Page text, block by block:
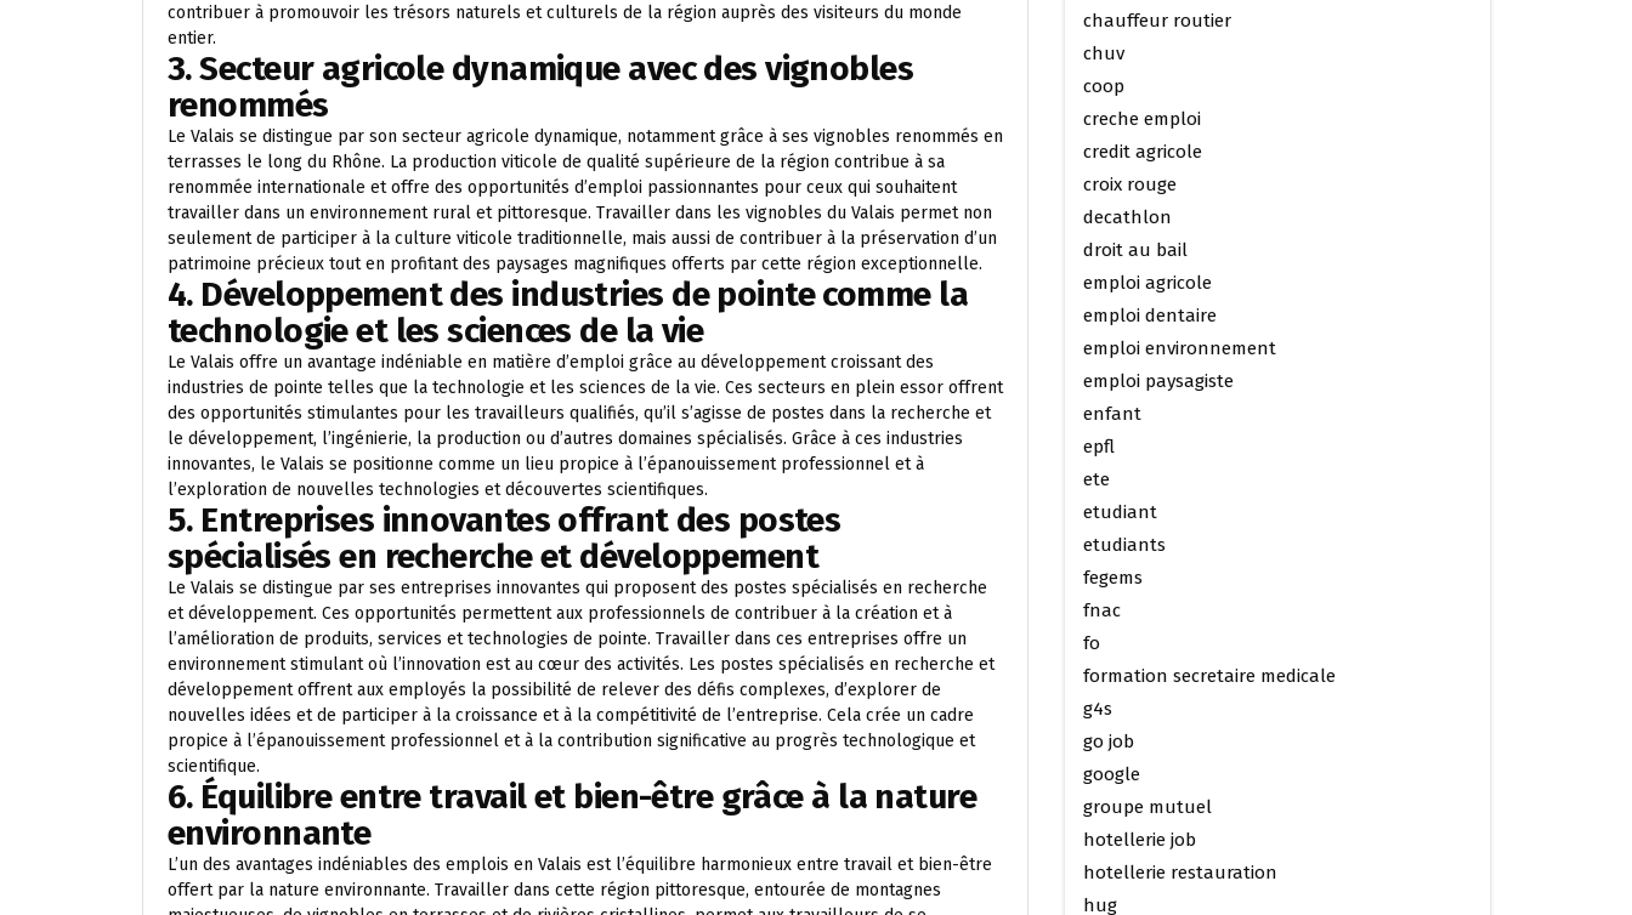
contribuer à promouvoir les trésors naturels et culturels de la région auprès des visiteurs du monde
entier.
3. Secteur agricole dynamique avec des vignobles
renommés
Le Valais se distingue par son secteur agricole dynamique, notamment grâce à ses vignobles renommés en
terrasses le long du Rhône. La production viticole de qualité supérieure de la région contribue à sa
renommée internationale et offre des opportunités d’emploi passionnantes pour ceux qui souhaitent
travailler dans un environnement rural et pittoresque. Travailler dans les vignobles du Valais permet non
seulement de participer à la culture viticole traditionnelle, mais aussi de contribuer à la préservation d’un
patrimoine précieux tout en profitant des paysages magnifiques offerts par cette région exceptionnelle.
4. Développement des industries de pointe comme la
technologie et les sciences de la vie
Le Valais offre un avantage indéniable en matière d’emploi grâce au développement croissant des
industries de pointe telles que la technologie et les sciences de la vie. Ces secteurs en plein essor offrent
des opportunités stimulantes pour les travailleurs qualifiés, qu’il s’agisse de postes dans la recherche et
le développement, l’ingénierie, la production ou d’autres domaines spécialisés. Grâce à ces industries
innovantes, le Valais se positionne comme un lieu propice à l’épanouissement professionnel et à
l’exploration de nouvelles technologies et découvertes scientifiques.
5. Entreprises innovantes offrant des postes
spécialisés en recherche et développement
Le Valais se distingue par ses entreprises innovantes qui proposent des postes spécialisés en recherche
et développement. Ces opportunités permettent aux professionnels de contribuer à la création et à
l’amélioration de produits, services et technologies de pointe. Travailler dans ces entreprises offre un
environnement stimulant où l’innovation est au cœur des activités. Les postes spécialisés en recherche et
développement offrent aux employés la possibilité de relever des défis complexes, d’explorer de
nouvelles idées et de participer à la croissance et à la compétitivité de l’entreprise. Cela crée un cadre
propice à l’épanouissement professionnel et à la contribution significative au progrès technologique et
scientifique.
6. Équilibre entre travail et bien-être grâce à la nature
environnante
L’un des avantages indéniables des emplois en Valais est l’équilibre harmonieux entre travail et bien-être
offert par la nature environnante. Travailler dans cette région pittoresque, entourée de montagnes
chauffeur routier
chuv
coop
creche emploi
credit agricole
croix rouge
decathlon
droit au bail
emploi agricole
emploi dentaire
emploi environnement
emploi paysagiste
enfant
epfl
ete
etudiant
etudiants
fegems
fnac
fo
formation secretaire medicale
g4s
go job
google
groupe mutuel
hotellerie job
hotellerie restauration
hug